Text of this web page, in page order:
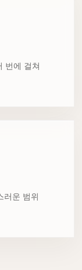
번에 걸쳐
러운 범위